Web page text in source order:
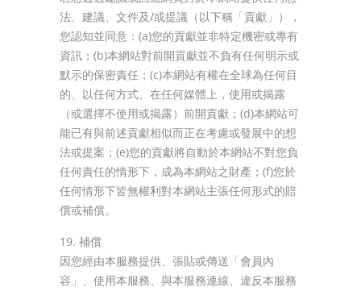
法、建議、文件及/或提議（以下稱「貢獻」），
您認知並同意：(a)您的貢獻並非特定機密或專有
資訊；(b)本網站對前開貢獻並不負有任何明示或
默示的保密責任；(c)本網站有權在全球為任何目
的、以任何方式、在任何媒體上，使用或揭露
（或選擇不使用或揭露）前開貢獻；(d)本網站可
能已有與前述貢獻相似而正在考慮或發展中的想
法或提案；(e)您的貢獻將自動於本網站不對您負
任何責任的情形下，成為本網站之財產；(f)您於
任何情形下皆無權利對本網站主張任何形式的賠
償或補償。
19. 補償
因您經由本服務提供、張貼或傳送「會員內
容」、使用本服務、與本服務連線、違反本服務